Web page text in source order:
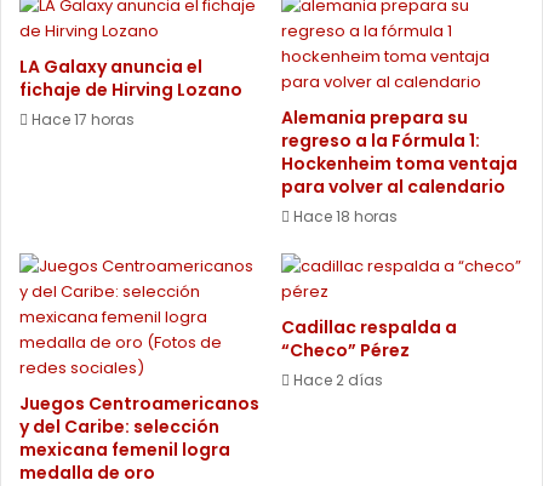
LA Galaxy anuncia el
fichaje de Hirving Lozano
Hace 17 horas
Alemania prepara su
regreso a la Fórmula 1:
Hockenheim toma ventaja
para volver al calendario
Hace 18 horas
Juegos Centroamericanos
y del Caribe: selección
mexicana femenil logra
medalla de oro
Cadillac respalda a
“Checo” Pérez
Hace 2 días